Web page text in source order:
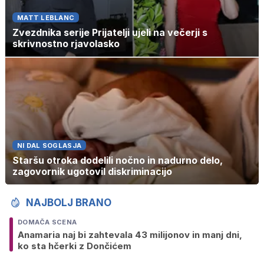
MATT LEBLANC
Zvezdnika serije Prijatelji ujeli na večerji s
skrivnostno rjavolasko
NI DAL SOGLASJA
Staršu otroka dodelili nočno in nadurno delo,
zagovornik ugotovil diskriminacijo
NAJBOLJ BRANO
DOMAČA SCENA
Anamaria naj bi zahtevala 43 milijonov in manj dni,
ko sta hčerki z Dončićem